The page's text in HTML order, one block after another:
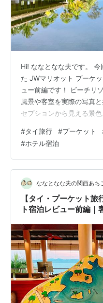
Hi! ななとなな夫です。
た JWマリオット プーケ
ュー前編です！ ビーチリ
風景や客室を実際の写真
セプションから見える景
＆ロビー ウェルカムドリ
ム 窓からの景色 ミニバー
ージカード バスルーム そ
ンサービス ホテル内散策
ー Lotus Pavilion プール
#タイ旅行 #プーケット
#ホテル宿泊
ななとなな夫の関西あち
【タイ・プーケット
ト宿泊レビュー前編｜